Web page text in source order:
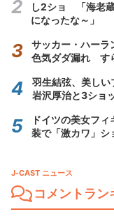
し2ショ 「海老
になったな～」
サッカー・ハーラ
色気ダダ漏れ す
羽生結弦、美しい
岩沢厚治と3ショ
ドイツの美女フ
装で「激カワ」
J-CAST ニュース
コメントラン